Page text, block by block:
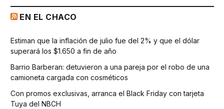
EN EL CHACO
Estiman que la inflación de julio fue del 2% y que el dólar
superará los $1.650 a fin de año
Barrio Barberan: detuvieron a una pareja por el robo de una
camioneta cargada con cosméticos
Con promos exclusivas, arranca el Black Friday con tarjeta
Tuya del NBCH